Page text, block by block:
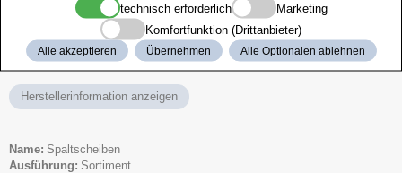
Ob für den Austausch beschädigter Drücker oder zur Ergänzung Ihrer
Uhrmacher-Werkstatt – dieses Set bietet alles, was Sie brauchen, um
professionell und effizient zu arbeiten.
Herstellerinformation anzeigen
Name Spaltscheiben
Ausführung Sortiment
technisch erforderlich
Marketing
Komfortfunktion (Drittanbieter)
Alle akzeptieren Übernehmen Alle Optionalen ablehnen